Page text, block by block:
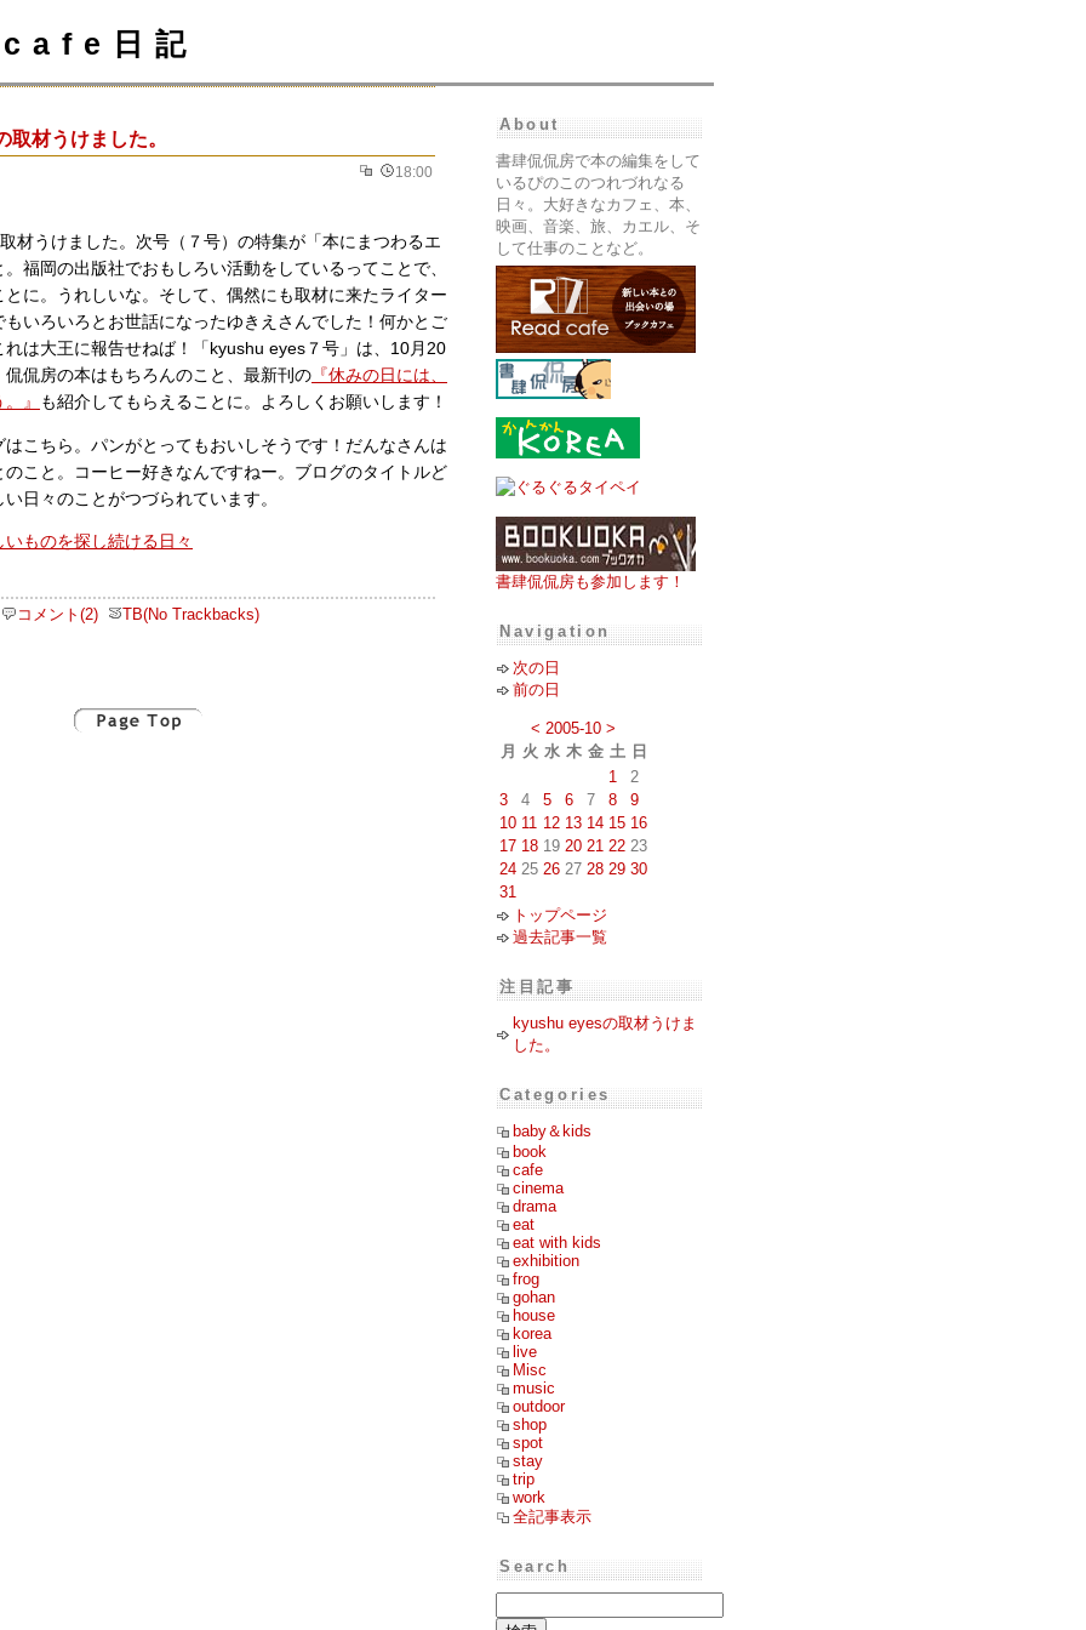
cafe日記
材うけました。
18:00
材うけました。次号（７号）の特集が「本にまつわるエ
。福岡の出版社でおもしろい活動をしているってことで、
とに。うれしいな。そして、偶然にも取材に来たライター
もいろいろとお世話になったゆきえさんでした！何かとご
れは大王に報告せねば！「kyushu eyes７号」は、10月20
侃侃房の本はもちろんのこと、最新刊の 『休みの日には、
』
も紹介してもらえることに。よろしくお願いします！
はこちら。パンがとってもおいしそうです！だんなさんは
のこと。コーヒー好きなんですねー。ブログのタイトルど
日々のことがつづられています。
ものを探し続ける日々
コメント(2) TB(No Trackbacks)
About
書肆侃侃房で本の編集をして
いるぴのこのつれづれなる
日々。大好きなカフェ、本、
映画、音楽、旅、カエル、そ
して仕事のことなど。
書肆侃侃房も参加します！
Navigation
次の日
前の日
< 2005-10 >
月
火 水 木 金 土 日
1
2
3
4 5 6 7 8
9
10 11 12 13 14 15 16
17 18 19 20 21 22 23
24 25 26 27 28 29 30
31
トップページ
過去記事一覧
注目記事
kyushu eyesの取材うけま
した。
Categories
baby＆kids
book
cafe
cinema
drama
eat
eat with kids
exhibition
frog
gohan
house
korea
live
Misc
music
outdoor
shop
spot
stay
trip
work
全記事表示
Search